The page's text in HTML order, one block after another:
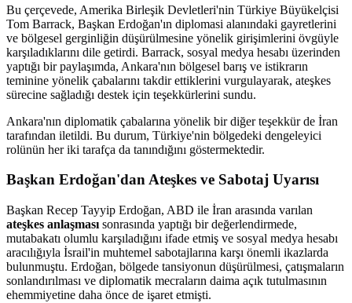
Bu çerçevede, Amerika Birleşik Devletleri'nin Türkiye Büyükelçisi
Tom Barrack, Başkan Erdoğan'ın diplomasi alanındaki gayretlerini
ve bölgesel gerginliğin düşürülmesine yönelik girişimlerini övgüyle
karşıladıklarını dile getirdi. Barrack, sosyal medya hesabı üzerinden
yaptığı bir paylaşımda, Ankara'nın bölgesel barış ve istikrarın
teminine yönelik çabalarını takdir ettiklerini vurgulayarak, ateşkes
sürecine sağladığı destek için teşekkürlerini sundu.
Ankara'nın diplomatik çabalarına yönelik bir diğer teşekkür de İran
tarafından iletildi. Bu durum, Türkiye'nin bölgedeki dengeleyici
rolünün her iki tarafça da tanındığını göstermektedir.
Başkan Erdoğan'dan Ateşkes ve Sabotaj Uyarısı
Başkan Recep Tayyip Erdoğan, ABD ile İran arasında varılan
ateşkes anlaşması sonrasında yaptığı bir değerlendirmede,
mutabakatı olumlu karşıladığını ifade etmiş ve sosyal medya hesabı
aracılığıyla İsrail'in muhtemel sabotajlarına karşı önemli ikazlarda
bulunmuştu. Erdoğan, bölgede tansiyonun düşürülmesi, çatışmaların
sonlandırılması ve diplomatik mecraların daima açık tutulmasının
ehemmiyetine daha önce de işaret etmişti.